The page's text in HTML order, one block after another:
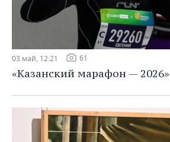
03 май, 12:21 61
«Казанский марафон — 2026»